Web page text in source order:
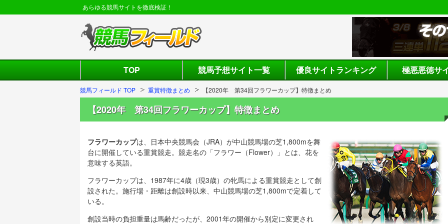
あらゆる競馬サイトを徹底検証！
TOP 競馬予想サイト一覧 優良サイトランキング 極悪悪徳サ
競馬フィールド TOP 重賞特徴まとめ 【2020年 第34回フラワーカップ】特徴まとめ
【2020年 第34回フラワーカップ】特徴まとめ
フラワーカップは、日本中央競馬会（JRA）が中山競馬場の芝1,800mを舞
台に開催している重賞競走。競走名の「フラワー（Flower）」とは、花を
意味する英語。
フラワーカップは、1987年に4歳（現3歳）の牝馬による重賞競走として創
設された。施行場・距離は創設時以来、中山競馬場の芝1,800mで定着して
いる。
創設当時の負担重量は馬齢だったが、2001年の開催から別定に変更され